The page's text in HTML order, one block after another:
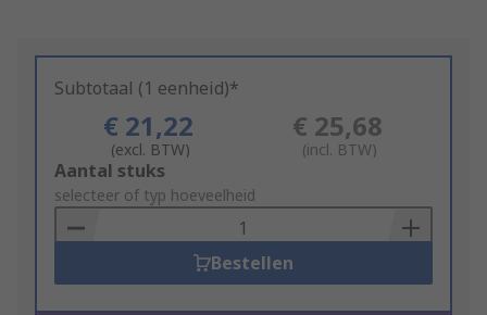
Subtotaal (1 eenheid)*
€ 21,22
(excl. BTW)
€ 25,68
(incl. BTW)
Add
to
Basket
Aantal stuks
selecteer of typ hoeveelheid
Bestellen